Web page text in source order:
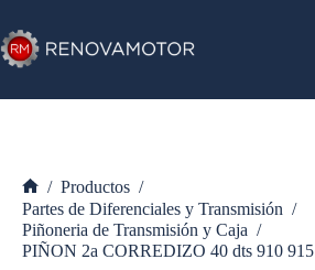
al
contenido
Inicio
/ Productos /
Partes de Diferenciales y Transmisión /
Piñoneria de Transmisión y Caja /
PIÑON 2a CORREDIZO 40 dts 910 915